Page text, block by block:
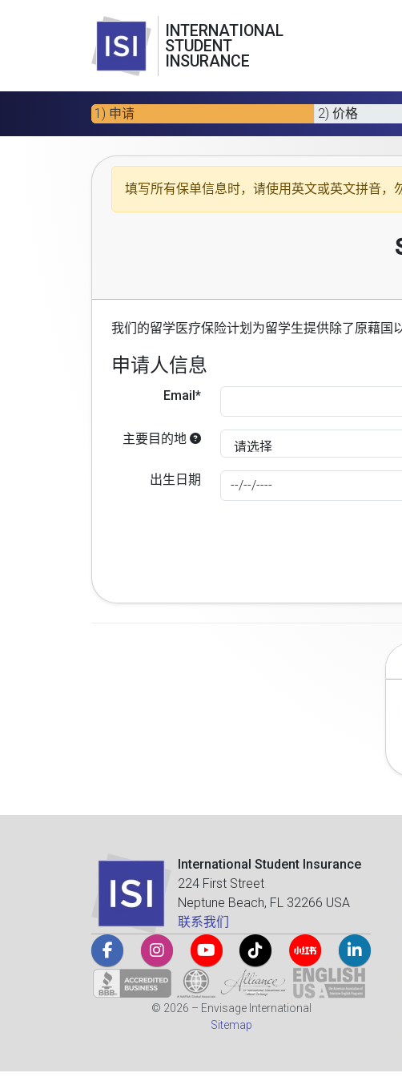
INTERNATIONAL
STUDENT
INSURANCE
1) 申请 2) 价格
填写所有保单信息时，请使用 英文或英文拼音，
我们的留学医疗保险计划 为留学生提供除了原藉国
申请人信息
Email*
主要目的地
出生日期
International Student Insurance
224 First Street
Neptune Beach, FL 32266 USA
联系我们
© 2026 – Envisage International
Sitemap